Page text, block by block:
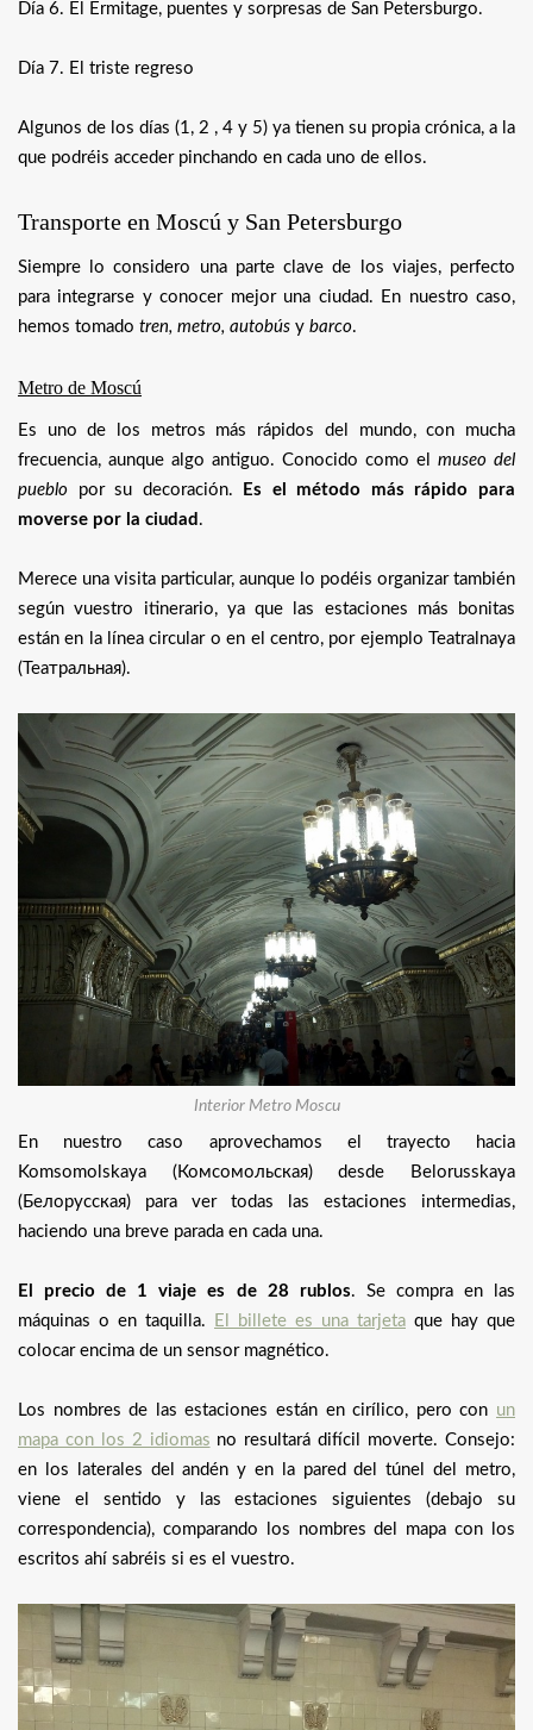
Día 6. El Ermitage, puentes y sorpresas de San Petersburgo.
Día 7. El triste regreso
Algunos de los días (1, 2 , 4 y 5) ya tienen su propia crónica, a la
que podréis acceder pinchando en cada uno de ellos.
Transporte en Moscú y San Petersburgo
Siempre lo considero una parte clave de los viajes, perfecto
para integrarse y conocer mejor una ciudad. En nuestro caso,
hemos tomado tren, metro, autobús y barco.
Metro de Moscú
Es uno de los metros más rápidos del mundo, con mucha
frecuencia, aunque algo antiguo. Conocido como el museo del
pueblo por su decoración.
Es el método más rápido para
moverse por la ciudad .
Merece una visita particular, aunque lo podéis organizar también
según vuestro itinerario, ya que las estaciones más bonitas
están en la línea circular o en el centro, por ejemplo Teatralnaya
(Театральная).
Interior Metro Moscu
En nuestro caso aprovechamos el trayecto hacia
Komsomolskaya (Комсомольская) desde Belorusskaya
(Белорусская) para ver todas las estaciones intermedias,
haciendo una breve parada en cada una.
El precio de 1 viaje es de 28 rublos. Se compra en las
máquinas o en taquilla.
El billete es una tarjeta que hay que
colocar encima de un sensor magnético.
Los nombres de las estaciones están en cirílico, pero con un
mapa con los 2 idiomas no resultará difícil moverte. Consejo:
en los laterales del andén y en la pared del túnel del metro,
viene el sentido y las estaciones siguientes (debajo su
correspondencia), comparando los nombres del mapa con los
escritos ahí sabréis si es el vuestro.